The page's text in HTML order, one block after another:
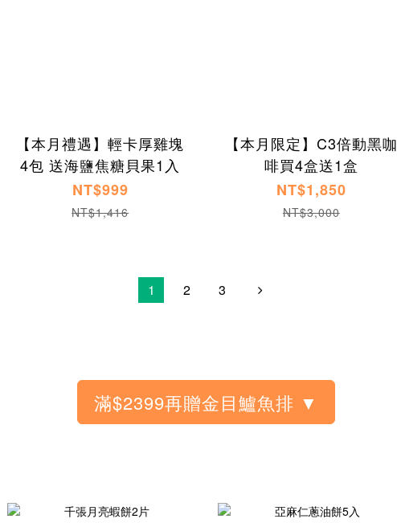
【本月禮遇】輕卡厚雞塊
4包 送海鹽焦糖貝果1入
NT$999
NT$1,416
【本月限定】C3倍動黑咖
啡買4盒送1盒
NT$1,850
NT$3,000
1 2 3